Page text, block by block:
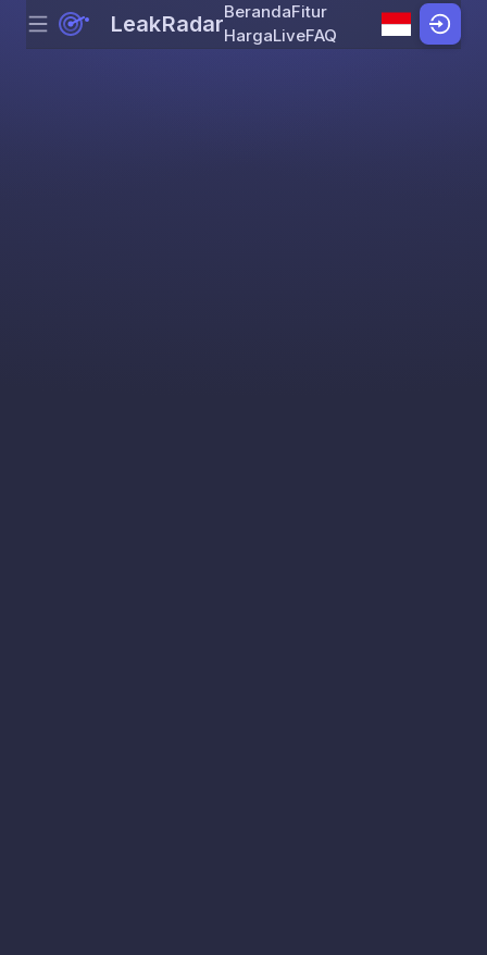
Skip to content
Menu LeakRadarBerandaFitur
HargaLiveFAQ